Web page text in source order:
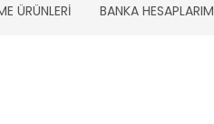
ÜRÜNLERİ BANKA